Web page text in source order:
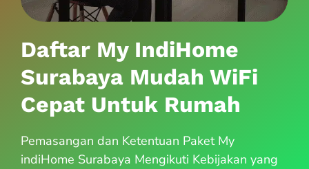
Daftar My IndiHome
Surabaya Mudah WiFi
Cepat Untuk Rumah
Pemasangan dan Ketentuan Paket My
indiHome Surabaya Mengikuti Kebijakan yang